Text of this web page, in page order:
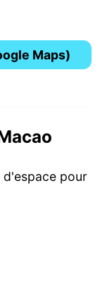
Maps)
d'espace pour